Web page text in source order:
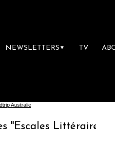
NEWSLETTERS ▼ TV
Littéraires", la